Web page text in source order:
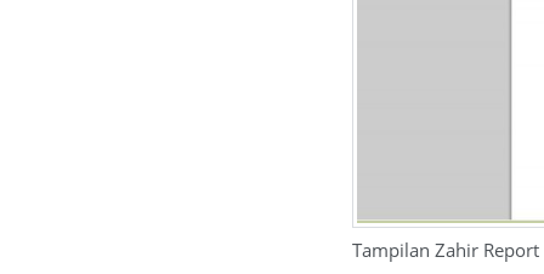
Tampilan Zahir Report